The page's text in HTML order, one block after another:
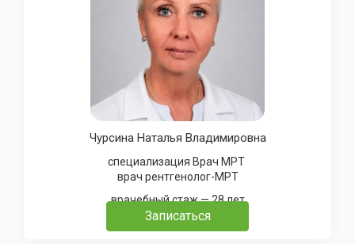
Чурсина Наталья Владимировна
специализация Врач МРТ
врач рентгенолог-МРТ
врачебный стаж — 28 лет
Записаться